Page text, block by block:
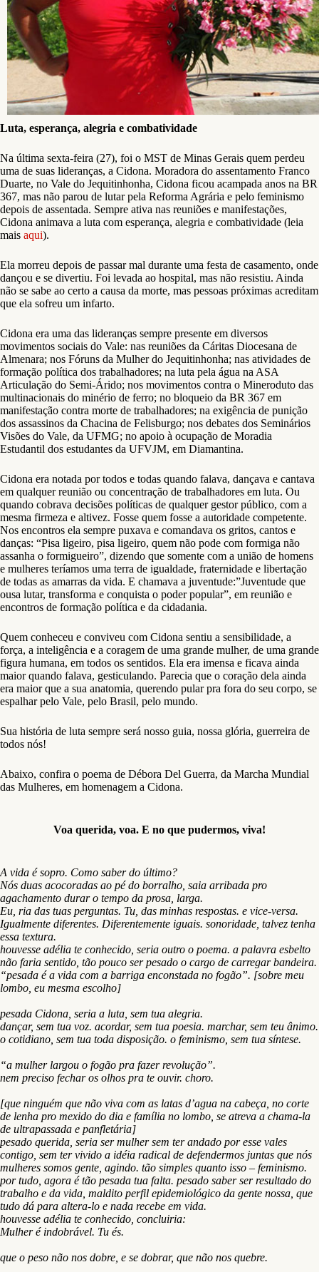
Luta, esperança, alegria e combatividade
Na última sexta-feira (27), foi o MST de Minas Gerais quem perdeu
uma de suas lideranças, a Cidona. Moradora do assentamento Franco
Duarte, no Vale do Jequitinhonha, Cidona ficou acampada anos na BR
367, mas não parou de lutar pela Reforma Agrária e pelo feminismo
depois de assentada. Sempre ativa nas reuniões e manifestações,
Cidona animava a luta com esperança, alegria e combatividade (leia
mais aqui).
Ela morreu depois de passar mal durante uma festa de casamento, onde
dançou e se divertiu. Foi levada ao hospital, mas não resistiu. Ainda
não se sabe ao certo a causa da morte, mas pessoas próximas acreditam
que ela sofreu um infarto.
Cidona era uma das lideranças sempre presente em diversos
movimentos sociais do Vale: nas reuniões da Cáritas Diocesana de
Almenara; nos Fóruns da Mulher do Jequitinhonha; nas atividades de
formação política dos trabalhadores; na luta pela água na ASA
Articulação do Semi-Árido; nos movimentos contra o Mineroduto das
multinacionais do minério de ferro; no bloqueio da BR 367 em
manifestação contra morte de trabalhadores; na exigência de punição
dos assassinos da Chacina de Felisburgo; nos debates dos Seminários
Visões do Vale, da UFMG; no apoio à ocupação de Moradia
Estudantil dos estudantes da UFVJM, em Diamantina.
Cidona era notada por todos e todas quando falava, dançava e cantava
em qualquer reunião ou concentração de trabalhadores em luta. Ou
quando cobrava decisões políticas de qualquer gestor público, com a
mesma firmeza e altivez. Fosse quem fosse a autoridade competente.
Nos encontros ela sempre puxava e comandava os gritos, cantos e
danças: “Pisa ligeiro, pisa ligeiro, quem não pode com formiga não
assanha o formigueiro”, dizendo que somente com a união de homens
e mulheres teríamos uma terra de igualdade, fraternidade e libertação
de todas as amarras da vida. E chamava a juventude:”Juventude que
ousa lutar, transforma e conquista o poder popular”, em reunião e
encontros de formação política e da cidadania.
Quem conheceu e conviveu com Cidona sentiu a sensibilidade, a
força, a inteligência e a coragem de uma grande mulher, de uma grande
figura humana, em todos os sentidos. Ela era imensa e ficava ainda
maior quando falava, gesticulando. Parecia que o coração dela ainda
era maior que a sua anatomia, querendo pular pra fora do seu corpo, se
espalhar pelo Vale, pelo Brasil, pelo mundo.
Sua história de luta sempre será nosso guia, nossa glória, guerreira de
todos nós!
Abaixo, confira o poema de Débora Del Guerra, da Marcha Mundial
das Mulheres, em homenagem a Cidona.
Voa querida, voa. E no que pudermos, viva!
A vida é sopro. Como saber do último?
Nós duas acocoradas ao pé do borralho, saia arribada pro
agachamento durar o tempo da prosa, larga.
Eu, ria das tuas perguntas. Tu, das minhas respostas. e vice-versa.
Igualmente diferentes. Diferentemente iguais. sonoridade, talvez tenha
essa textura.
houvesse adélia te conhecido, seria outro o poema. a palavra esbelto
não faria sentido, tão pouco ser pesado o cargo de carregar bandeira.
“pesada é a vida com a barriga enconstada no fogão”. [sobre meu
lombo, eu mesma escolho]
pesada Cidona, seria a luta, sem tua alegria.
dançar, sem tua voz. acordar, sem tua poesia. marchar, sem teu ânimo.
o cotidiano, sem tua toda disposição. o feminismo, sem tua síntese.
“a mulher largou o fogão pra fazer revolução”.
nem preciso fechar os olhos pra te ouvir. choro.
[que ninguém que não viva com as latas d’agua na cabeça, no corte
de lenha pro mexido do dia e família no lombo, se atreva a chama-la
de ultrapassada e panfletária]
pesado querida, seria ser mulher sem ter andado por esse vales
contigo, sem ter vivido a idéia radical de defendermos juntas que nós
mulheres somos gente, agindo. tão simples quanto isso – feminismo.
por tudo, agora é tão pesada tua falta. pesado saber ser resultado do
trabalho e da vida, maldito perfil epidemiológico da gente nossa, que
tudo dá para altera-lo e nada recebe em vida.
houvesse adélia te conhecido, concluiria:
Mulher é indobrável. Tu és.
que o peso não nos dobre, e se dobrar, que não nos quebre.